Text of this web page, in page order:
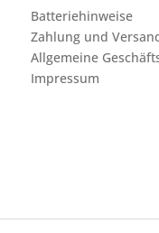
Batteriehinweise
Zahlung und
Allgemeine
Impressum